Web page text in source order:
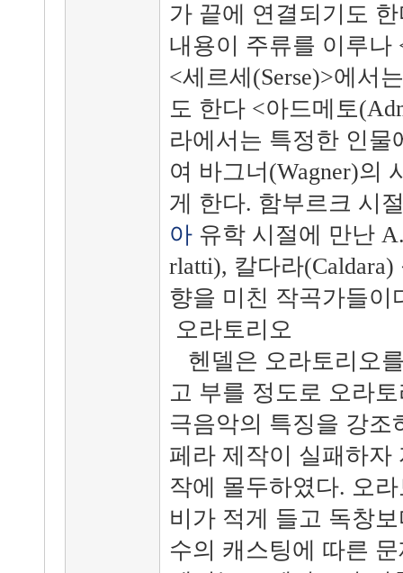
가 끝에 연결되기도
내용이 주류를 이루나
<세르세(Serse)>에서
도 한다 <아드메토
라에서는 특정한 인물
여 바그너(Wagner)의
게 한다. 함부르크 시
아유학 시절에 만난
rlatti), 칼다라
향을 미친 작곡가들이
오라토리오
헨델은 오라토리오
고 부를 정도로 오라
극음악의 특징을 강조
페라 제작이 실패하자
작에 몰두하였다. 오
비가 적게 들고 독창
수의 캐스팅에 따른